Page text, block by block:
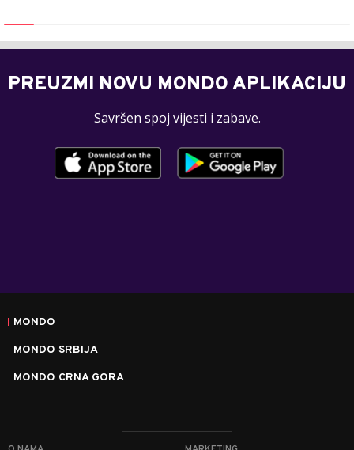
PREUZMI NOVU MONDO APLIKACIJU
Savršen spoj vijesti i zabave.
MONDO
MONDO SRBIJA
MONDO CRNA GORA